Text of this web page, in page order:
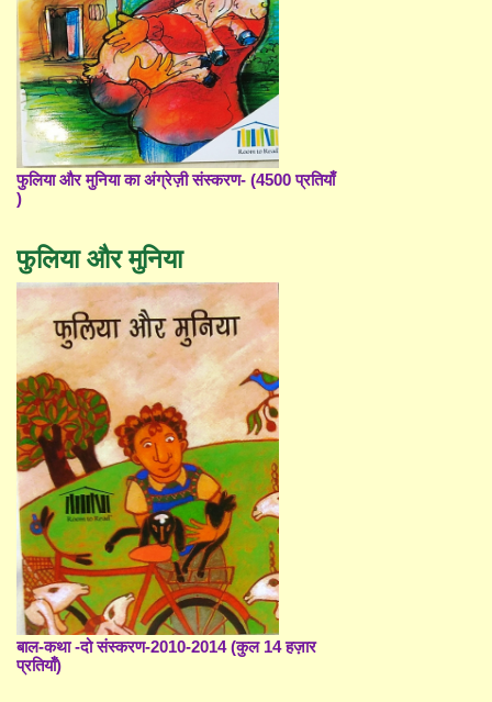
फुलिया और मुनिया का अंग्रेज़ी संस्करण- (4500 प्रतियाँ
)
फुलिया और मुनिया
बाल-कथा -दो संस्करण-2010-2014 (कुल 14 हज़ार
प्रतियाँ)